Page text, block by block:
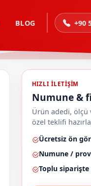
BLOG +90
HIZLI ILETIŞIM
Numune &
Ürün adedi, ölçü
özel teklifi
Ücretsiz ön
Numune /
Toplu